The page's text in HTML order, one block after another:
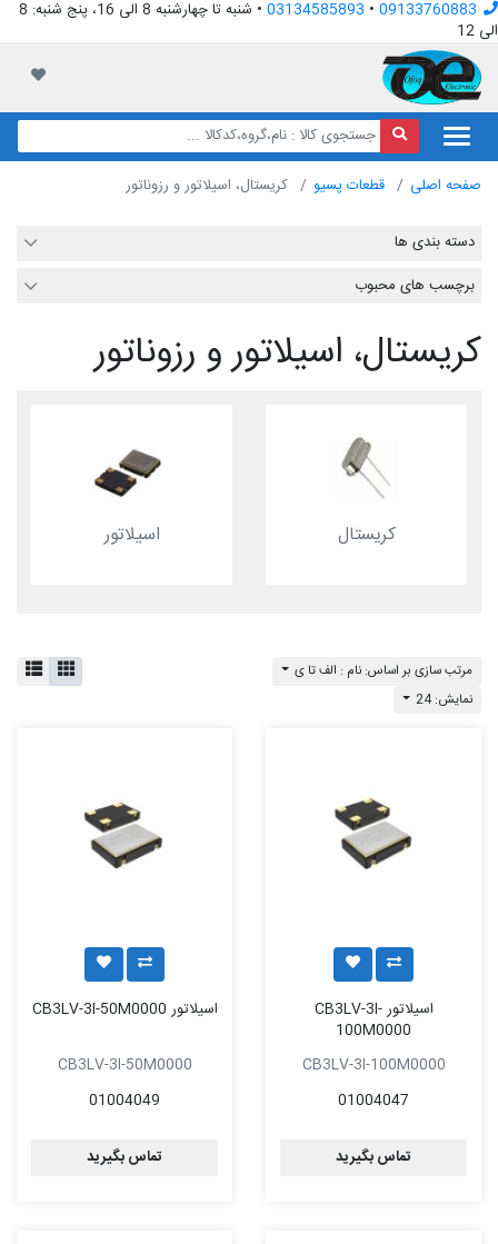
09133760883
•
03134585893
• شنبه تا چهارشنبه 8 الی 16، پنج شنبه: 8
الی 12
لیست
صفحه اصلی قطعات پسیو کریستال، اسیلاتور و رزوناتور
دسته بندی ها
برچسب های محبوب
کریستال، اسیلاتور و رزوناتور
کریستال اسیلاتور
مرتب سازی بر اساس: نام : الف تا ی
نمایش: 24
اسیلاتور CB3LV-3I-
100M0000
CB3LV-3I-100M0000
01004047
تماس بگیرید
اسیلاتور CB3LV-3I-50M0000
CB3LV-3I-50M0000
01004049
تماس بگیرید